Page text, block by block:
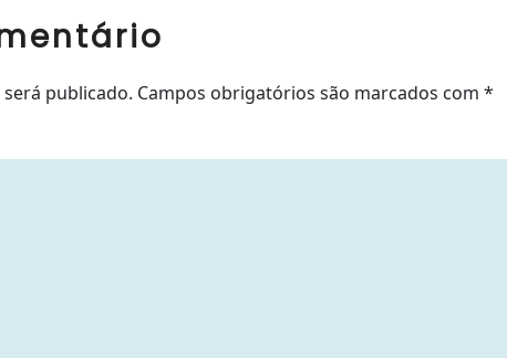
publicado. Campos obrigatórios são marcados com *